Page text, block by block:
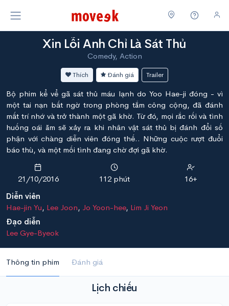
Xin Lỗi Anh Chỉ Là Sát Thủ
Comedy, Action
Thích Đánh giá Trailer
Bộ phim kể vể gã sát thủ máu lạnh do Yoo Hae-ji đóng - vì
một tai nạn bất ngờ trong phòng tắm công cộng, đã đánh
mất trí nhớ và trở thành một gã khờ. Từ đó, mọi rắc rối và tình
huống oái ăm sẽ xảy ra khi nhân vật sát thủ bị đánh đổi số
phận với chàng diễn viên đóng thế.. Những cuộc rượt đuổi
báo thù, và một mối tình đang chờ đợi gã khờ.
21/10/2016 112 phút
16+
Diễn viên
Hae-jin Yu, Lee Joon, Jo Yoon-hee, Lim Ji Yeon
Đạo diễn
Lee Gye-Byeok
Thông tin phim Đánh giá
Lịch chiếu